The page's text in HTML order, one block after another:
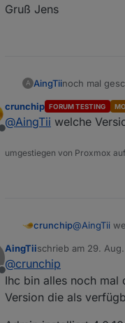
Gruß Jens
A AingTiinoch mal
vis.0
Gruß Jens
Offline
crunchip FORUM TESTING
@AingTii welche
umgestiegen von Proxmox
crunchip@AingTii
Offline
AingTiischrieb am 29.
zuletzt editiert von
@crunchip
Ihc bin alles noch mal
Version die als